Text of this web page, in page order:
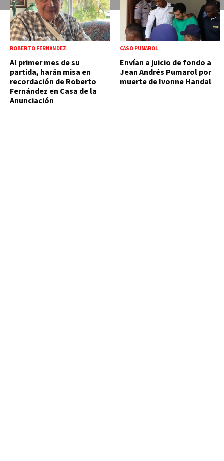
ROBERTO FERNÁNDEZ
Al primer mes de su
partida, harán misa en
recordación de Roberto
Fernández en Casa de la
Anunciación
CASO PUMAROL
Envían a juicio de fondo a
Jean Andrés Pumarol por
muerte de Ivonne Handal